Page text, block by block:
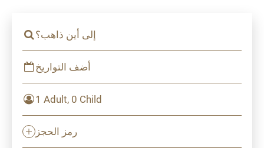
إلى أين ذاهب؟
أضف التواريخ
1 Adult, 0 Child
رمز الحجز